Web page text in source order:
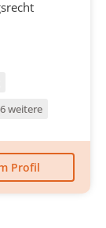
weitere
Profil